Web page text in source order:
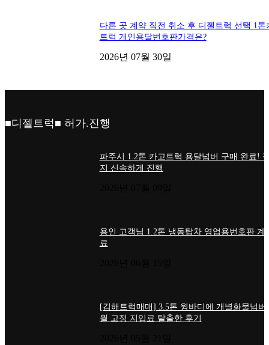
다른 곳 계약 직전 취소 후 디젤트럭 선택 1톤
트럭 개인용달번호판가격은?
2026년 07월 30일
■디젤트럭■ 허가.진행
파주시 1.2톤 카고트럭 용달넘버 구매 완료!
지 신속하게 진행
용인 고객님 1.2톤 냉동탑차 영업용번호판 계
료
[김해트럭매매] 3.5톤 윙바디에 개별화물넘버
월 고정 지입료 탈출한 후기